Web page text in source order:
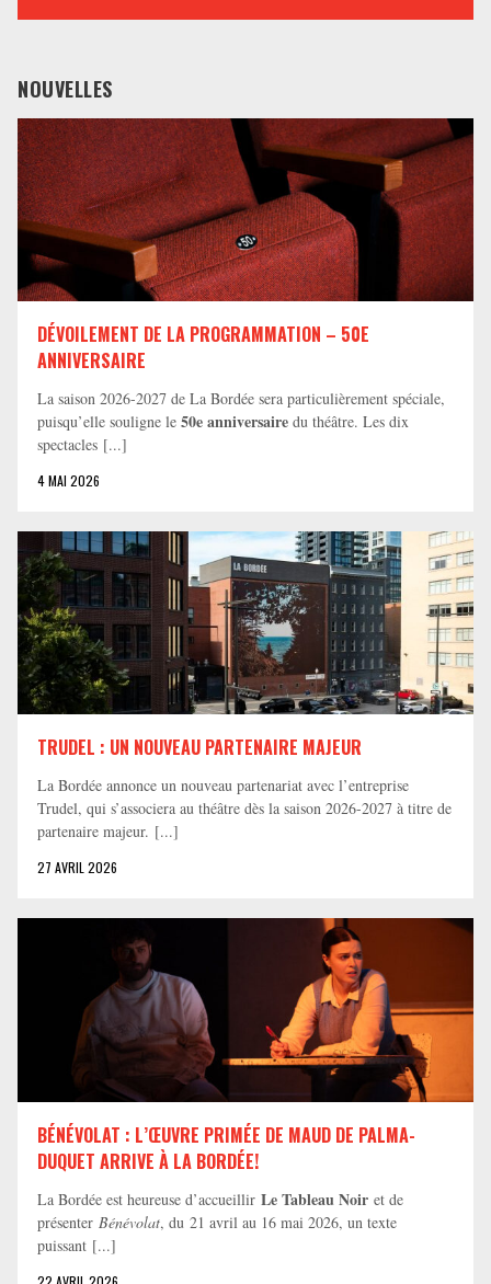
NOUVELLES
DÉVOILEMENT DE LA PROGRAMMATION – 50E
ANNIVERSAIRE
La saison 2026-2027 de La Bordée sera particulièrement spéciale,
puisqu’elle souligne le 50e anniversaire du théâtre. Les dix
spectacles [...]
4 MAI 2026
TRUDEL : UN NOUVEAU PARTENAIRE MAJEUR
La Bordée annonce un nouveau partenariat avec l’entreprise
Trudel, qui s’associera au théâtre dès la saison 2026-2027 à titre de
partenaire majeur. [...]
27 AVRIL 2026
BÉNÉVOLAT : L’ŒUVRE PRIMÉE DE MAUD DE PALMA-
DUQUET ARRIVE À LA BORDÉE!
La Bordée est heureuse d’accueillir Le Tableau Noir et de
présenter Bénévolat, du 21 avril au 16 mai 2026, un texte
puissant [...]